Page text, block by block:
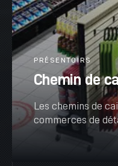
PRÉSENTOIRS
Chemin de
Les chemins de
commerces de